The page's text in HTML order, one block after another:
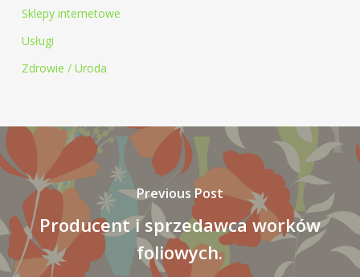
Sklepy internetowe
Usługi
Zdrowie / Uroda
Previous Post
Producent i sprzedawca worków
foliowych.